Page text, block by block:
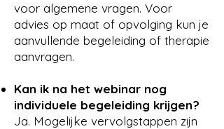
voor algemene vragen. Voor
advies op maat of opvolging kun je
aanvullende begeleiding of therapie
aanvragen.
Kan ik na het webinar nog
individuele begeleiding krijgen?
Ja. Mogelijke vervolgstappen zijn